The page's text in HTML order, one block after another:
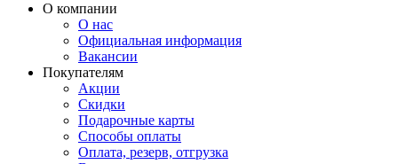
О компании
О нас
Официальная информация
Вакансии
Покупателям
Акции
Скидки
Подарочные карты
Способы оплаты
Оплата, резерв, отгрузка